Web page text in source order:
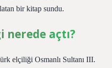
bir kitap sundu.
açtı?
elçiliği Osmanlı Sultanı III.